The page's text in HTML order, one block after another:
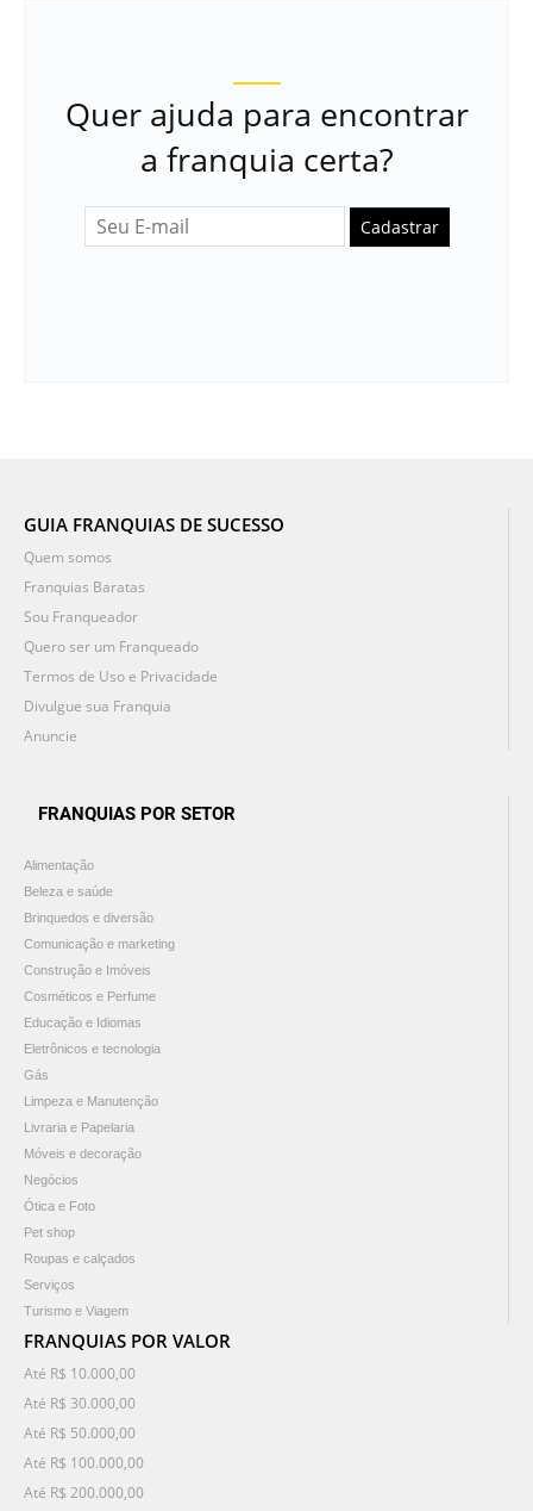
Quer ajuda para encontrar
a franquia certa?
Cadastrar
GUIA FRANQUIAS DE SUCESSO
Quem somos
Franquias Baratas
Sou Franqueador
Quero ser um Franqueado
Termos de Uso e Privacidade
Divulgue sua Franquia
Anuncie
FRANQUIAS POR SETOR
Alimentação
Beleza e saúde
Brinquedos e diversão
Comunicação e marketing
Construção e Imóveis
Cosméticos e Perfume
Educação e Idiomas
Eletrônicos e tecnologia
Gás
Limpeza e Manutenção
Livraria e Papelaria
Móveis e decoração
Negócios
Ótica e Foto
Pet shop
Roupas e calçados
Serviços
Turismo e Viagem
FRANQUIAS POR VALOR
Até R$ 10.000,00
Até R$ 30.000,00
Até R$ 50.000,00
Até R$ 100.000,00
Até R$ 200.000,00